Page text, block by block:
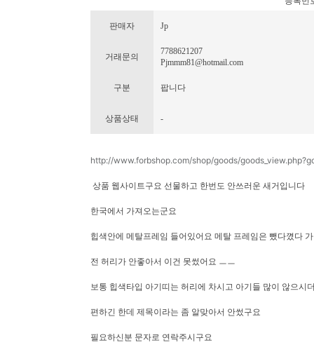
판매자 Jp
거래문의
7788621207
Pjmmm81@hotmail.com
구분 팝니다
상품상태 -
http://www.forbshop.com/shop/goods/
상품 웹사이트구요 선물하고 한번도 안쓰러운 새거입니다
한국에서 가져오는군요
힙색안에 메탈프레임 들어있어요 메탈 프레임은 뺐다꼈다
전 허리가 안좋아서 이건 못썼어요 ㅡㅡ
보통 힙색타입 아기띠는 허리에 차시고 아기들 많이 않으시
편하긴 한데 제목이라는 좀 알맞아서 안썼구요
필요하신분 문자로 연락주시구요